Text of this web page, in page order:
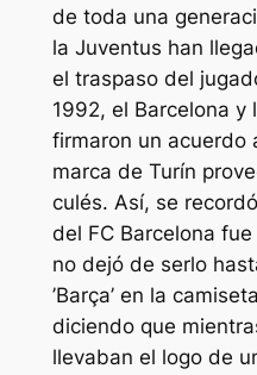
de toda una
la Juventus han
el traspaso del
1992, el Barcelona y
firmaron un acuerdo
marca de Turín
culés. Así, se
del FC Barcelona
no dejó de serlo
’Barça’ en la
diciendo que
llevaban el logo de